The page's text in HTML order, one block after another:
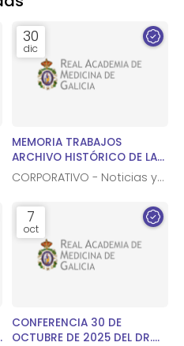
30
dic
MEMORIA TRABAJOS
ARCHIVO HISTÓRICO DE LA
REAL ACADEMIA DE MEDICINA
CORPORATIVO - Noticias y
7
oct
CONFERENCIA 30 DE
OCTUBRE DE 2025 DEL DR.